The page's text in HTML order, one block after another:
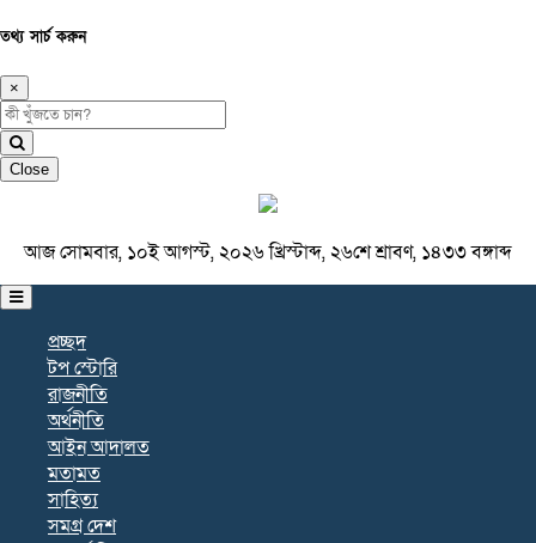
তথ্য সার্চ করুন
×
Close
আজ সোমবার, ১০ই আগস্ট, ২০২৬ খ্রিস্টাব্দ, ২৬শে শ্রাবণ, ১৪৩৩ বঙ্গাব্দ
প্রচ্ছদ
টপ স্টোরি
রাজনীতি
অর্থনীতি
আইন আদালত
মতামত
সাহিত্য
সমগ্র দেশ